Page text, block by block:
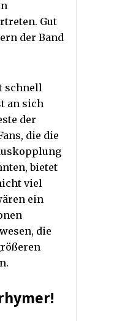
Gut
der Band
schnell
an sich
der
die die
bietet
viel
ein
die